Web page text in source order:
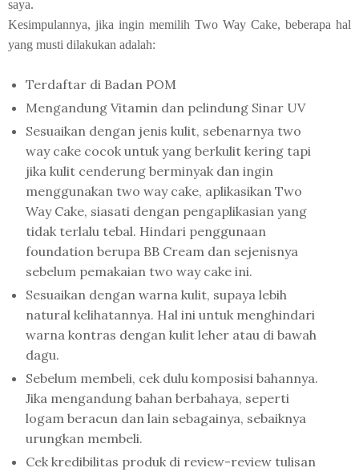
saya.
Kesimpulannya, jika ingin memilih Two Way Cake, beberapa hal
yang musti dilakukan adalah:
Terdaftar di Badan POM
Mengandung Vitamin dan pelindung Sinar UV
Sesuaikan dengan jenis kulit, sebenarnya two
way cake cocok untuk yang berkulit kering tapi
jika kulit cenderung berminyak dan ingin
menggunakan two way cake, aplikasikan Two
Way Cake, siasati dengan pengaplikasian yang
tidak terlalu tebal. Hindari penggunaan
foundation berupa BB Cream dan sejenisnya
sebelum pemakaian two way cake ini.
Sesuaikan dengan warna kulit, supaya lebih
natural kelihatannya. Hal ini untuk menghindari
warna kontras dengan kulit leher atau di bawah
dagu.
Sebelum membeli, cek dulu komposisi bahannya.
Jika mengandung bahan berbahaya, seperti
logam beracun dan lain sebagainya, sebaiknya
urungkan membeli.
Cek kredibilitas produk di review-review tulisan